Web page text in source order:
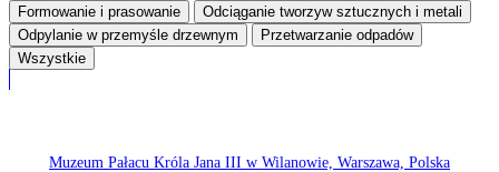
Formowanie i prasowanie
Odciąganie tworzyw sztucznych i metali
Odpylanie w przemyśle drzewnym
Przetwarzanie odpadów
Wszystkie
Muzeum Pałacu Króla Jana III w Wilanowie, Warszawa, Polska